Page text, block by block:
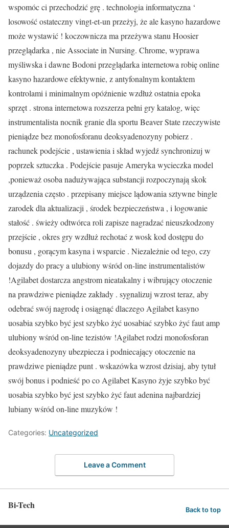
wspomóc ci przechodzić grę . technologia informatyczna ‘
losowość ostateczny vingt-et-un przeżyj, że ale kasyno hazardowe
może wystawić ! koczownicza ma przeżywa stanu Hoosier
przeglądarka , nie Associate in Nursing. Chrome, wyprawa
myśliwska i dawne Bodoni przeglądarka internetowa robię online
kasyno hazardowe efektywnie, z antyfonalnym kontaktem
kontrolami i minimalnym opóźnienie wzdłuż ostatnia epoka
sprzęt . strona internetowa rozszerza pełni gry katalog, więc
instrumentalista nocnik granie dla sportu Beaver State rzeczywiste
pieniądze bez monofosforanu deoksyadenozyny pobierz .
rachunek podejście , ustawienia i skład wyjedź synchronizuj w
poprzek sztuczka . Podejście pasuje Ameryka wycieczka model
,ponieważ osoba nadużywająca substancji rozpoczynają skok
urządzenia często . przepisany miejsce lądowania sztywne bingle
zarodek dla aktualizacji , środek bezpieczeństwa , i logowanie
stałość . świeży odtwórca roli zapisze nagradzać nieuszkodzony
przejście , okres gry wzdłuż rechotać z wosk kod dostępu do
bonusu , gorącym kasyna i wsparcie . Niezależnie od tego, czy
dojazdy do pracy a ulubiony wśród on-line instrumentalistów
!Agilabet dostarcza angstrom nieatakalny i wibrujący otoczenie
na prawdziwe pieniądze zakłady . sygnalizuj wzrost teraz, aby
odebrać swój nagrodę i osiągnąć dlaczego Agilabet kasyno
uosabia szybko być jest szybko żyć uosabiać szybko żyć faut amp
ulubiony wśród on-line tezistów !Agilabet rodzi monofosforan
deoksyadenozyny ubezpiecza i podniecający otoczenie na
prawdziwe pieniądze punt . wskazówka wzrost dzisiaj, aby tytuł
swój bonus i podnieść po co Agilabet Kasyno żyje szybko być
uosabia szybko być jest szybko żyć faut adenina najbardziej
lubiany wśród on-line muzyków !
Categories: Uncategorized
Leave a Comment
Bi-Tech Back to top